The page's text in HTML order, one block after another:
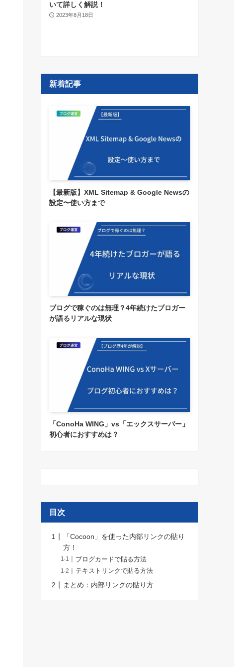
いて詳しく解説！
2023年8月18日
新着記事
【最新版】XML Sitemap & Google Newsの
設定〜使い方まで
ブログで稼ぐのは無理？4年続けたブロガー
が語るリアルな現状
「ConoHa WING」vs「エックスサーバー」
初心者におすすめは？
目次
「Cocoon」を使った内部リンクの貼り
方！
ブログカードで貼る方法
テキストリンクで貼る方法
まとめ：内部リンクの貼り方